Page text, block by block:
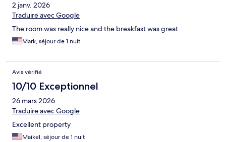
2 janv. 2026
Traduire avec Google
The room was really nice and the breakfast was great.
Mark, séjour de 1 nuit
Avis vérifié
10/10 Exceptionnel
26 mars 2026
Traduire avec Google
Excellent property
Maikel, séjour de 1 nuit